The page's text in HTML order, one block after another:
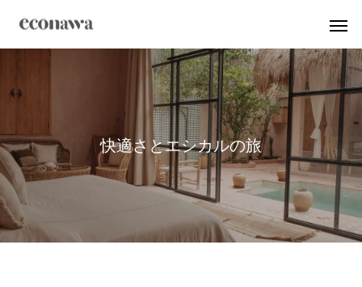
快適さ とエシカルの旅